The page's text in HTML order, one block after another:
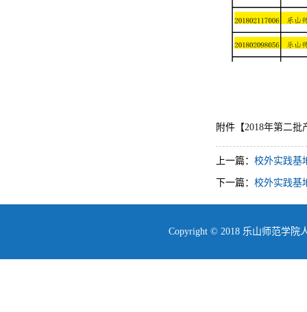
附件【2018年第二
上一篇： 校外实践
下一篇： 校外实践基
Copyright © 2018 乐山师范学院